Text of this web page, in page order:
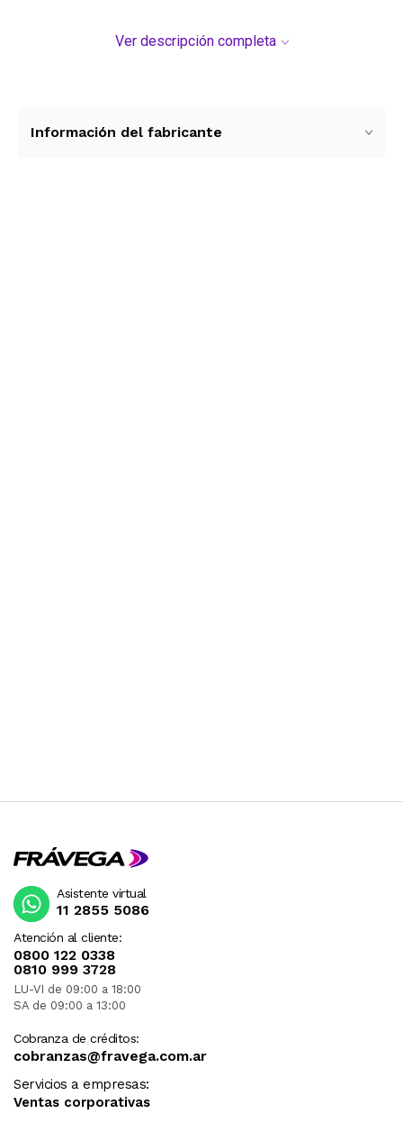
Ver descripción completa
Información del fabricante
Atención al cliente:
0800 122 0338
0810 999 3728
LU-VI de 09:00 a 18:00
SA de 09:00 a 13:00
Cobranza de créditos:
cobranzas@fravega.com.ar
Servicios a empresas:
Ventas corporativas
Asistente virtual
11 2855 5086